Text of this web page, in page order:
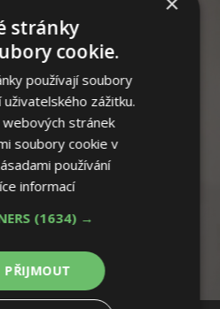
na Facebooku
stránky
cookie.
používají soubory
zážitku.
webových stránek
soubory cookie v
používání
informací
(1634) →
PŘIJMOUT